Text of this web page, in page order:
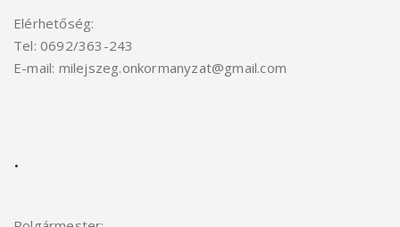
Elérhetőség:
Tel: 0692/363-243
E-mail: milejszeg.onkormanyzat@gmail.com
.